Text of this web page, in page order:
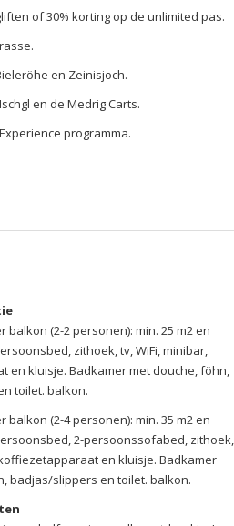
of 30% korting op de unlimited pas.
en Zeinisjoch.
en de Medrig Carts.
programma.
balkon (2-2 personen): min. 25 m2 en
zithoek, tv, WiFi, minibar,
en kluisje. Badkamer met douche, föhn,
toilet. balkon.
balkon (2-4 personen): min. 35 m2 en
2-persoonssofabed, zithoek,
en kluisje. Badkamer
badjas/slippers en toilet. balkon.